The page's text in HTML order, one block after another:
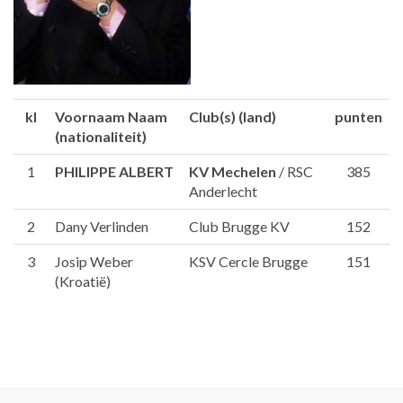
kl
Voornaam Naam
(nationaliteit)
Club(s) (land) punten
1 PHILIPPE ALBERT KV Mechelen / RSC
Anderlecht
385
2 Dany Verlinden Club Brugge KV 152
3
Josip Weber
(Kroatië)
KSV Cercle Brugge 151